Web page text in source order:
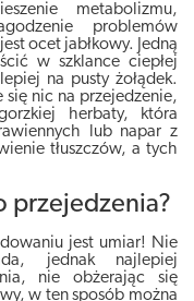
metabolizmu,
problemów
ocet jabłkowy. Jedną
w szklance ciepłej
na pusty żołądek.
się nic na przejedzenie,
herbaty, która
lub napar z
tłuszczów, a tych
przejedzenia?
jest umiar! Nie
jednak najlepiej
nie obżerając się
w ten sposób można